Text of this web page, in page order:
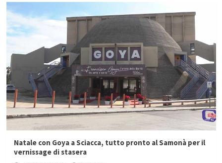
Natale con Goya a Sciacca, tutto pronto al Samonà per il
vernissage di stasera